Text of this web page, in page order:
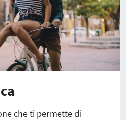
che ti permette di